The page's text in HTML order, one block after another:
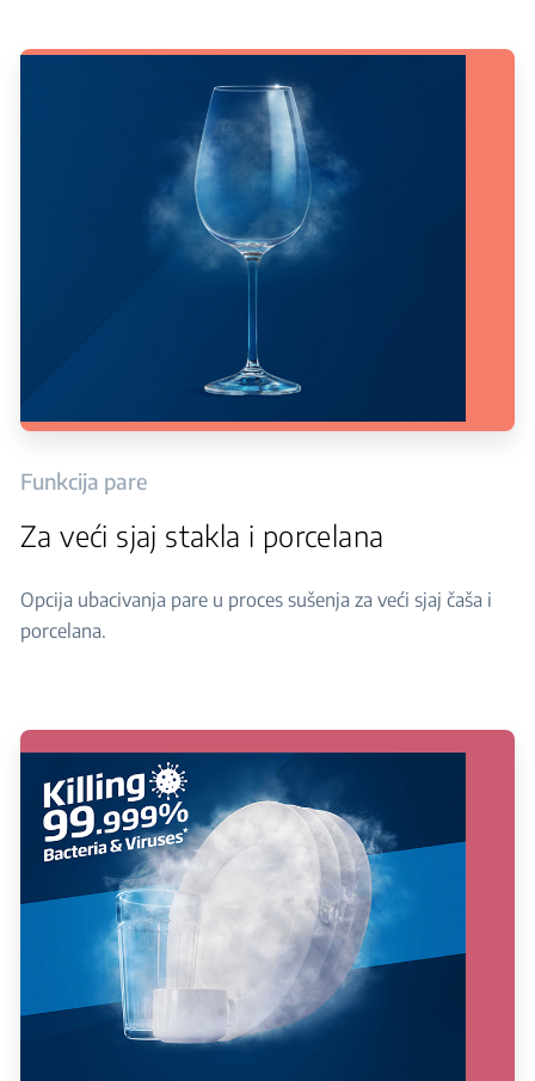
Funkcija pare
Za veći sjaj stakla i porcelana
Opcija ubacivanja pare u proces sušenja za veći sjaj čaša i
porcelana.